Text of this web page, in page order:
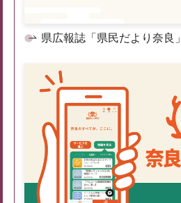
県広報誌「県民だより奈良」